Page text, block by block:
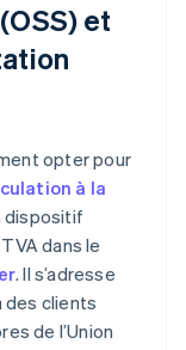
et
opter pour
à la
dispositif
dans le
. Il s’adresse
des clients
de l’Union